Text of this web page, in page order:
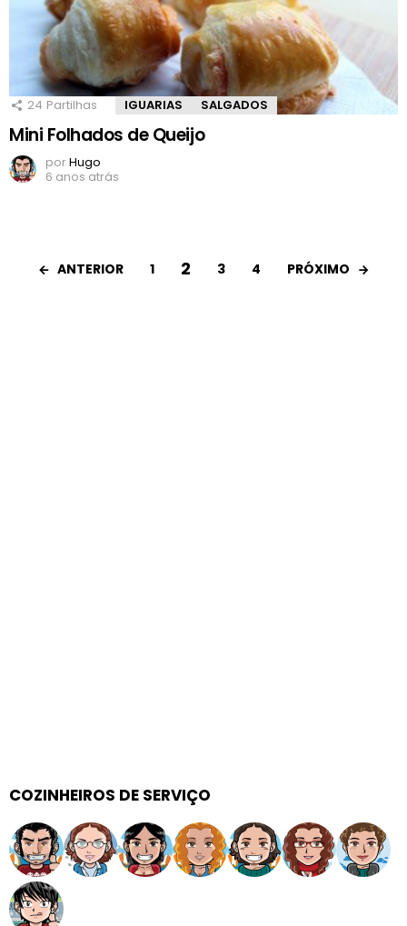
24 Partilhas IGUARIAS SALGADOS
Mini Folhados de Queijo
porHugo
6 anos atrás
ANTERIOR 1 2 3 4 PRÓXIMO
COZINHEIROS DE SERVIÇO